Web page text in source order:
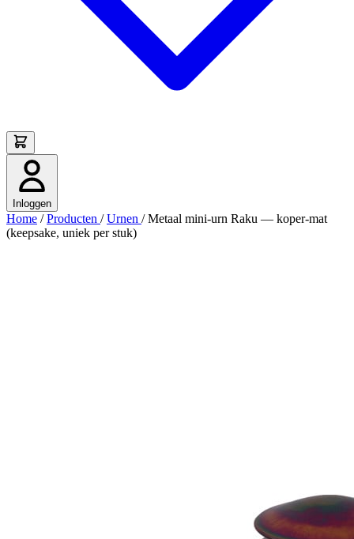
Inloggen
Home / Producten / Urnen / Metaal mini-urn Raku — koper-mat
(keepsake, uniek per stuk)